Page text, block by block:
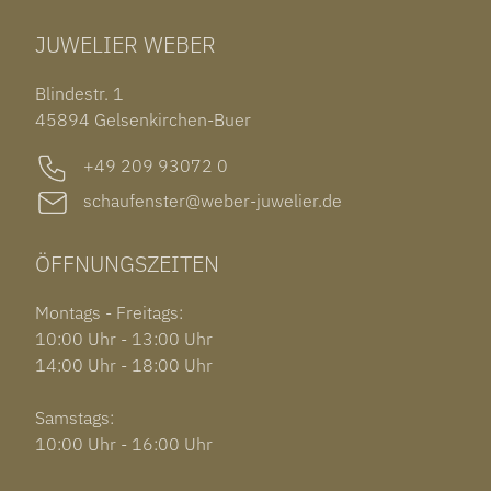
OHRSCHMUCK
OUT OF COLLECTION
ROLEX SUBMARINER DATE
GARMIN VENU 3S
JUWELIER WEBER
Blindestr. 1
45894 Gelsenkirchen-Buer
+49 209 93072 0
schaufenster@weber-juwelier.de
ÖFFNUNGSZEITEN
Montags - Freitags:
10:00 Uhr - 13:00 Uhr
14:00 Uhr - 18:00 Uhr
Samstags:
10:00 Uhr - 16:00 Uhr